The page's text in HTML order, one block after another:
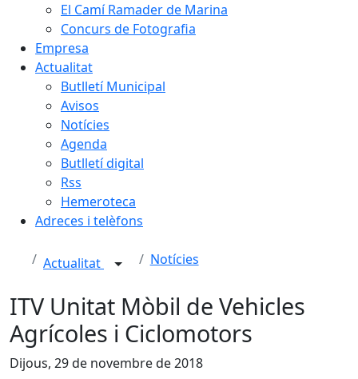
El Camí Ramader de Marina
Concurs de Fotografia
Empresa
Actualitat
Butlletí Municipal
Avisos
Notícies
Agenda
Butlletí digital
Rss
Hemeroteca
Adreces i telèfons
Actualitat Notícies
ITV Unitat Mòbil de Vehicles
Agrícoles i Ciclomotors
Dijous, 29 de novembre de 2018